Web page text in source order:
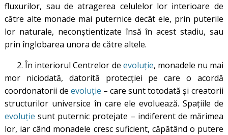
fluxurilor, sau de atragerea celulelor lor interioare de
către alte monade mai puternice decât ele, prin puterile
lor naturale, neconștientizate însă în acest stadiu, sau
prin înglobarea unora de către altele.
2. În interiorul Centrelor de evoluție, monadele nu mai
mor niciodată, datorită protecției pe care o acordă
coordonatorii de evoluție – care sunt totodată și creatorii
structurilor universice în care ele evoluează. Spațiile de
evoluție sunt puternic protejate – indiferent de mărimea
lor, iar când monadele cresc suficient, căpătând o putere